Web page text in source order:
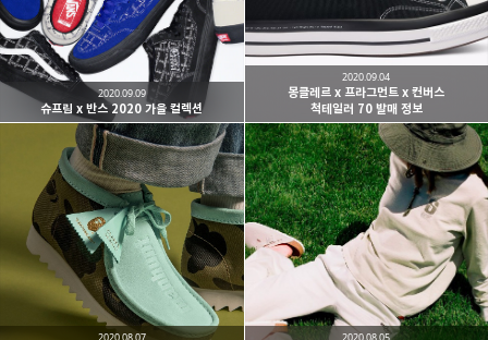
구독하기
카카오스토리 밴드 네이버 블로그
슈프림 x 반스 2020 가을 컬렉션
2020.09.09
몽클레르 x 프라그먼트 x 컨버스
척테일러 70 발매 정보
2020.09.04